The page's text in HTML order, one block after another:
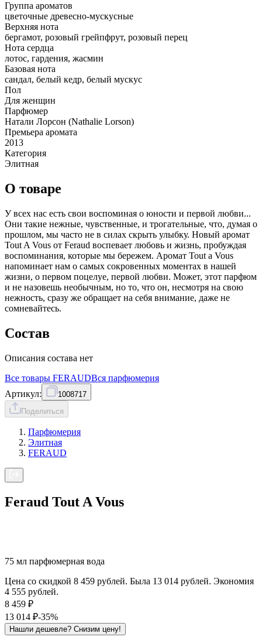
Группа ароматов
цветочные древесно-мускусные
Верхняя нота
бергамот, розовый грейпфрут, розовый перец
Нота сердца
лотос, гардения, жасмин
Базовая нота
сандал, белый кедр, белый мускус
Пол
Для женщин
Парфюмер
Натали Лорсон (Nathalie Lorson)
Премьера аромата
2013
Категория
Элитная
О товаре
У всех нас есть свои воспоминая о юности и первой любви...
Они такие нежные, чувственные, и трогательные, что, думая о
прошлом, мы часто не в силах скрыть улыбку. Новый аромат
Tout A Vous от Feraud воспевает любовь и жизнь, пробуждая
воспоминания, которые мы бережем. Аромат Tout a Vous
напоминает нам о самых сокровенных моментах в нашей
жизни, о первом поцелуе, первой любви. Может, этот парфюм
и не назовешь необычным, но то, что он, несмотря на свою
нежность, сразу же обращает на себя внимание, даже не
сомневайтесь.
Состав
Описания состава нет
Все товары FERAUDВся парфюмерия
Артикул:
1008717
Поделиться
Парфюмерия
Элитная
FERAUD
Feraud Tout A Vous
75 мл парфюмерная вода
Цена со скидкой 8 459 рублей. Была 13 014 рублей. Экономия
4 555 рублей.
8 459 ₽
13 014 ₽-35%
Нашли дешевле? Снизим цену!